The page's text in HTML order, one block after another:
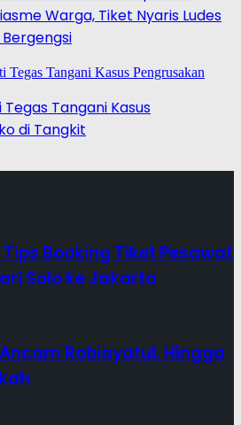
Warga, Tiket Nyaris Ludes
Tangani Kasus
di Tangkit
Booking Tiket Pesawat
Solo ke Jakarta
Robiayatul, Hingga